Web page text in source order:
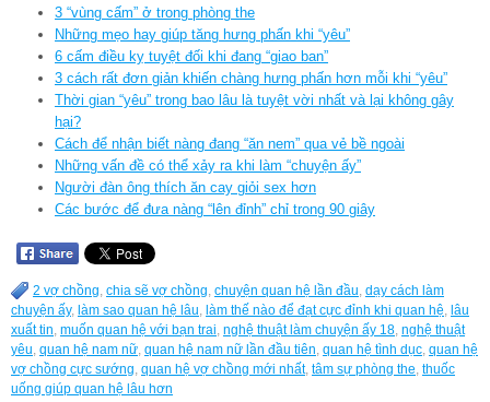
3 “vùng cấm” ở trong phòng the
Những mẹo hay giúp tăng hưng phấn khi “yêu”
6 cấm điều kỵ tuyệt đối khi đang “giao ban”
3 cách rất đơn giản khiến chàng hưng phấn hơn mỗi khi “yêu”
Thời gian “yêu” trong bao lâu là tuyệt vời nhất và lại không gây
hại?
Cách để nhận biết nàng đang “ăn nem” qua vẻ bề ngoài
Những vấn đề có thể xảy ra khi làm “chuyện ấy”
Người đàn ông thích ăn cay giỏi sex hơn
Các bước để đưa nàng “lên đỉnh” chỉ trong 90 giây
2 vợ chồng, chia sẽ vợ chồng, chuyện quan hệ lần đầu, dạy cách làm
chuyện ấy, làm sao quan hệ lâu, làm thế nào để đạt cực đỉnh khi quan hệ, lâu
xuất tin, muốn quan hệ với bạn trai, nghệ thuật làm chuyện ấy 18, nghệ thuật
yêu, quan hệ nam nữ, quan hệ nam nữ lần đầu tiên, quan hệ tình dục, quan hệ
vợ chồng cực sướng, quan hệ vợ chồng mới nhất, tâm sự phòng the, thuốc
uống giúp quan hệ lâu hơn